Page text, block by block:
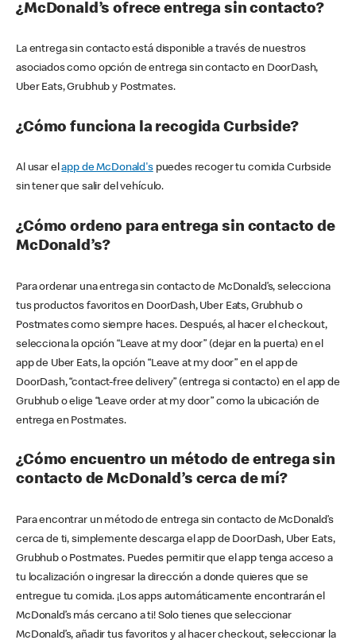
¿McDonald’s ofrece entrega sin contacto?
La entrega sin contacto está disponible a través de nuestros
asociados como opción de entrega sin contacto en DoorDash,
Uber Eats, Grubhub y Postmates.
¿Cómo funciona la recogida Curbside?
Al usar elapp de McDonald'spuedes recoger tu comida Curbside
sin tener que salir del vehículo.
¿Cómo ordeno para entrega sin contacto de
McDonald’s?
Para ordenar una entrega sin contacto de McDonald’s, selecciona
tus productos favoritos en DoorDash, Uber Eats, Grubhub o
Postmates como siempre haces. Después, al hacer el checkout,
selecciona la opción “Leave at my door” (dejar en la puerta) en el
app de Uber Eats, la opción “Leave at my door” en el app de
DoorDash, “contact-free delivery” (entrega si contacto) en el app de
Grubhub o elige “Leave order at my door” como la ubicación de
entrega en Postmates.
¿Cómo encuentro un método de entrega sin
contacto de McDonald’s cerca de mí?
Para encontrar un método de entrega sin contacto de McDonald’s
cerca de ti, simplemente descarga el app de DoorDash, Uber Eats,
Grubhub o Postmates. Puedes permitir que el app tenga acceso a
tu localización o ingresar la dirección a donde quieres que se
entregue tu comida. ¡Los apps automáticamente encontrarán el
McDonald’s más cercano a ti! Solo tienes que seleccionar
McDonald’s, añadir tus favoritos y al hacer checkout, seleccionar la